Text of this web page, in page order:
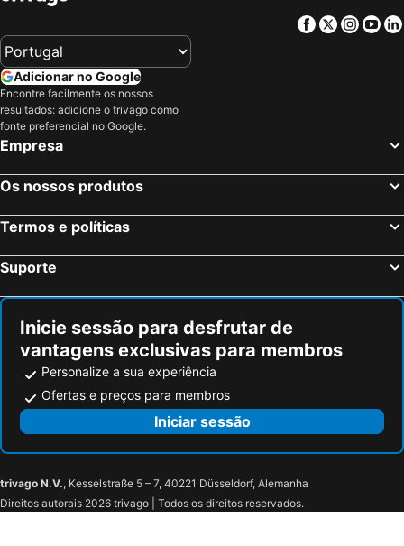
Facebook
Twitter
Adicionar no Google
Encontre facilmente os nossos
resultados: adicione o trivago como
fonte preferencial no Google.
Empresa
Os nossos produtos
Termos e políticas
Suporte
Inicie sessão para desfrutar de
vantagens exclusivas para membros
Personalize a sua experiência
Ofertas e preços para membros
Iniciar sessão
trivago N.V., Kesselstraße 5 – 7, 40221 Düsseldorf, Alemanha
Direitos autorais 2026 trivago | Todos os direitos reservados.